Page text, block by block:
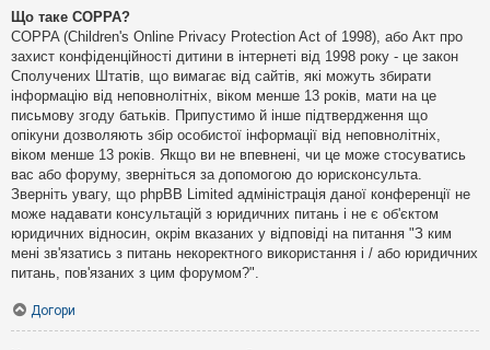
Що таке COPPA?
COPPA (Children's Online Privacy Protection Act of 1998), або Акт про
захист конфіденційності дитини в інтернеті від 1998 року - це закон
Сполучених Штатів, що вимагає від сайтів, які можуть збирати
інформацію від неповнолітніх, віком менше 13 років, мати на це
письмову згоду батьків. Припустимо й інше підтвердження що
опікуни дозволяють збір особистої інформації від неповнолітніх,
віком менше 13 років. Якщо ви не впевнені, чи це може стосуватись
вас або форуму, зверніться за допомогою до юрисконсульта.
Зверніть увагу, що phpBB Limited адміністрація даної конференції не
може надавати консультацій з юридичних питань і не є об'єктом
юридичних відносин, окрім вказаних у відповіді на питання "З ким
мені зв'язатись з питань некоректного використання і / або юридичних
питань, пов'язаних з цим форумом?".
Догори